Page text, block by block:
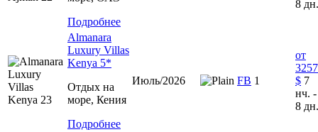
Подробнее
8 дн.
Almanara
Luxury Villas
Kenya 5*
Отдых на
море, Кения
Подробнее
Июль/2026 FB 1
от
3257
$ 7
нч. -
8 дн.